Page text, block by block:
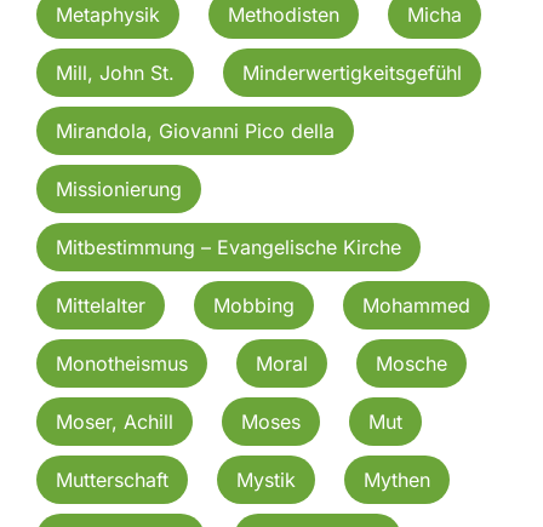
Metaphysik Methodisten Micha
Mill, John St. Minderwertigkeitsgefühl
Mirandola, Giovanni Pico della
Missionierung
Mitbestimmung – Evangelische Kirche
Mittelalter Mobbing Mohammed
Monotheismus Moral Mosche
Moser, Achill Moses Mut
Mutterschaft Mystik Mythen